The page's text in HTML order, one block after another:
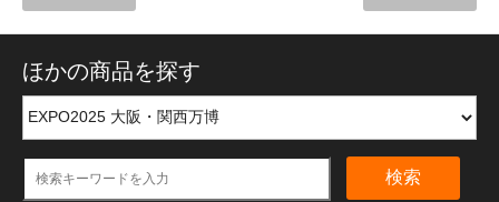
ほかの商品を探す
検索